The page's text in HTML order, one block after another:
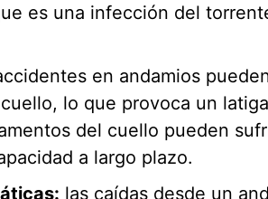
es una infección del
en andamios
lo que provoca un
del cuello pueden
a largo plazo.
las caídas desde un